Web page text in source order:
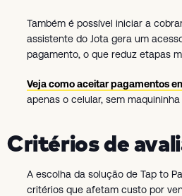
Também é possível iniciar a
assistente do Jota gera um
pagamento, o que reduz etapas
Veja como aceitar pagamentos
apenas o celular, sem maquininha
Critérios de
A escolha da solução de Tap to
critérios que afetam custo por